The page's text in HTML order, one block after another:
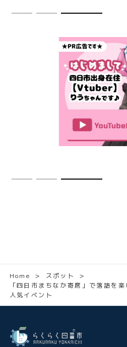
Home ＞ スポット
＞
「四日市まちなか寄席」で落語を
人気イベント